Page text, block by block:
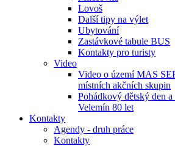
Lovoš
Další tipy na výlet
Ubytování
Zastávkové tabule BUS
Kontakty pro turisty
Video
Video o území MAS
místních akčních skupin
Pohádkový dětský den
Velemín 80 let
Kontakty
Agendy - druh práce
Kontakty